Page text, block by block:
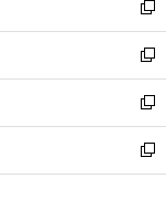
く
で
開
く
ド
ウ
で
開
く
ィ
ン
ド
ウ
で
開
く
い
ウ
ィ
ン
ド
ウ
で
開
新
し
い
ウ
ィ
ン
ド
ウ
新
し
い
ウ
ィ
ン
新
し
い
ウ
新
し